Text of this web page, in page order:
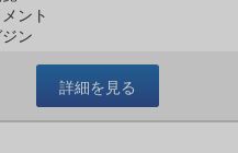
ント
ン
詳細を見る